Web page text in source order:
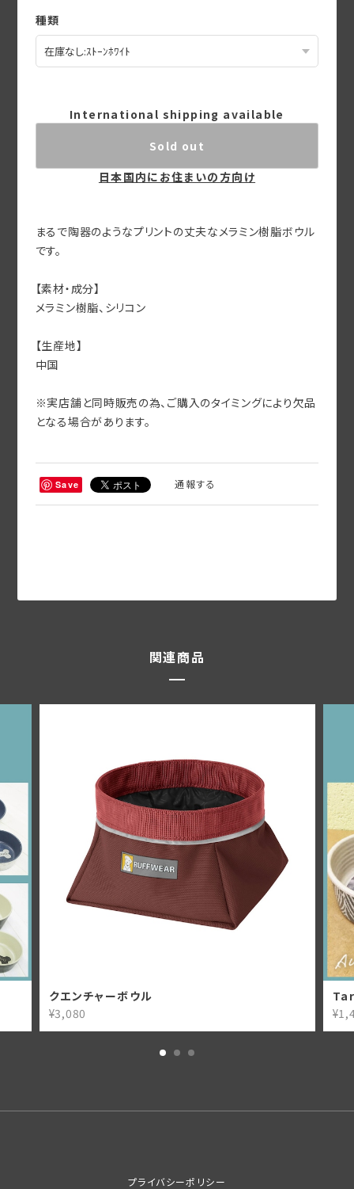
種類
International shipping available
Sold out
日本国内にお住まいの方向け
まるで陶器のようなプリントの丈夫なメラミン樹脂ボウル
です。
【素材・成分】
メラミン樹脂、シリコン
【生産地】
中国
※実店舗と同時販売の為、ご購入のタイミングにより欠品
となる場合があります。
Save 通報する
関連商品
クエンチャーボウル
¥3,080
プライバシーポリシー